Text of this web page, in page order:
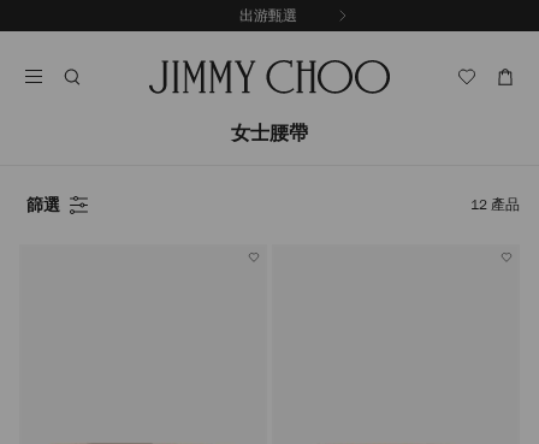
至
探索新品
出游甄選
女士腰帶
篩選 12 產品